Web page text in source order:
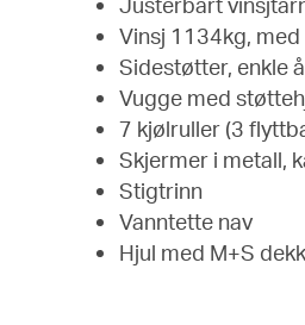
Vinsj 1134kg,
Sidestøtter, enkle
Vugge med
7 kjølruller (3
Skjermer i metall,
Stigtrinn
Vanntette nav
Hjul med M+S dekk